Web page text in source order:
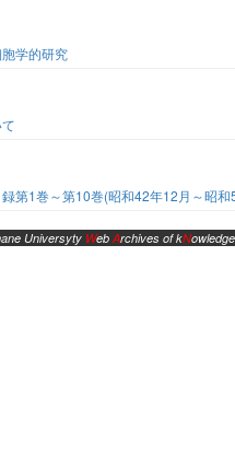
学的研究
第1巻～第10巻(昭和42年12月～昭
Universyty WebArchives of kNowledge